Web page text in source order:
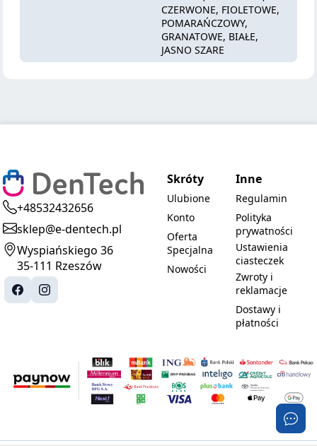
CZERWONE, FIOLETOWE,
POMARAŃCZOWY,
GRANATOWE, BIAŁE,
JASNO SZARE
+48532432656
sklep@e-dentech.pl
Wyspiańskiego 36
35-111 Rzeszów
Skróty
Ulubione
Konto
Oferta
Specjalna
Nowości
Inne
Regulamin
Polityka
prywatności
Ustawienia
ciasteczek
Zwroty i
reklamacje
Dostawy i
płatności